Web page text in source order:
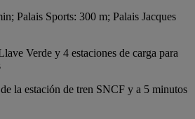
Palais Sports: 300 m; Palais Jacques
Verde y 4 estaciones de carga para
la estación de tren SNCF y a 5 minutos